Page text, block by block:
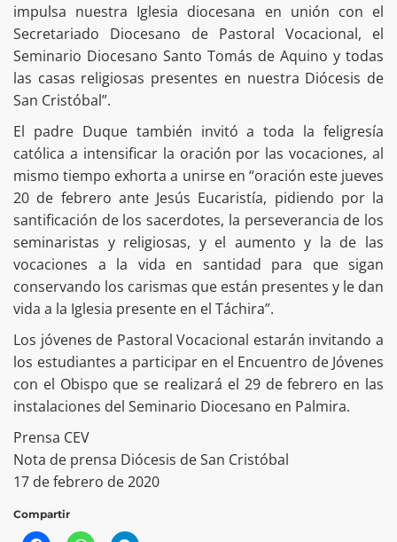
impulsa nuestra Iglesia diocesana en unión con el
Secretariado Diocesano de Pastoral Vocacional, el
Seminario Diocesano Santo Tomás de Aquino y todas
las casas religiosas presentes en nuestra Diócesis de
San Cristóbal”.
El padre Duque también invitó a toda la feligresía
católica a intensificar la oración por las vocaciones, al
mismo tiempo exhorta a unirse en “oración este jueves
20 de febrero ante Jesús Eucaristía, pidiendo por la
santificación de los sacerdotes, la perseverancia de los
seminaristas y religiosas, y el aumento y la de las
vocaciones a la vida en santidad para que sigan
conservando los carismas que están presentes y le dan
vida a la Iglesia presente en el Táchira”.
Los jóvenes de Pastoral Vocacional estarán invitando a
los estudiantes a participar en el Encuentro de Jóvenes
con el Obispo que se realizará el 29 de febrero en las
instalaciones del Seminario Diocesano en Palmira.
Prensa CEV
Nota de prensa Diócesis de San Cristóbal
17 de febrero de 2020
Compartir